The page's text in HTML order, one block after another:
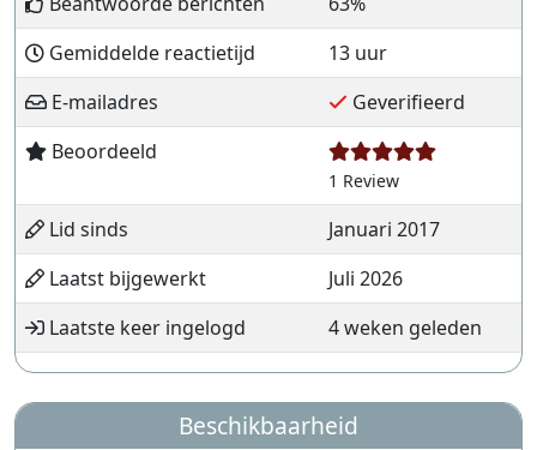
Gemiddelde reactietijd
13 uur
E-mailadres
Geverifieerd
Beoordeeld
1 Review
Lid sinds
Januari 2017
Laatst bijgewerkt
Juli 2026
Laatste keer ingelogd
4 weken geleden
Beschikbaarheid